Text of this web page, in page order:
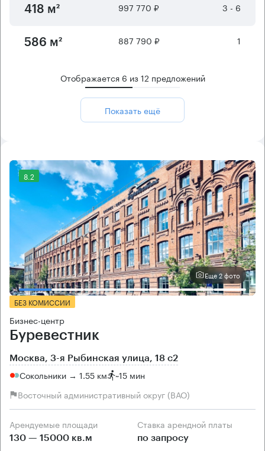
418 м² 997 770 ₽ 3 - 6
586 м² 887 790 ₽ 1
Отображается 6 из12 предложений
Показать ещё
8.2
Еще 2 фото
БЕЗ КОМИССИИ
Бизнес-центр
Буревестник
Москва, 3-я Рыбинская улица, 18 с2
Сокольники → 1.55 км ~15 мин
Восточный административный округ (ВАО)
Арендуемые площади
130 — 15000 кв.м
Ставка арендной платы
по запросу